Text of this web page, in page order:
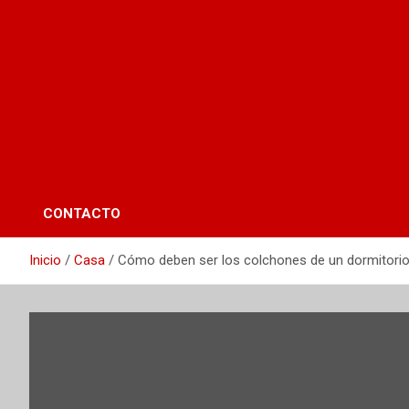
CONTACTO
Inicio Casa Cómo deben ser los colchones de un